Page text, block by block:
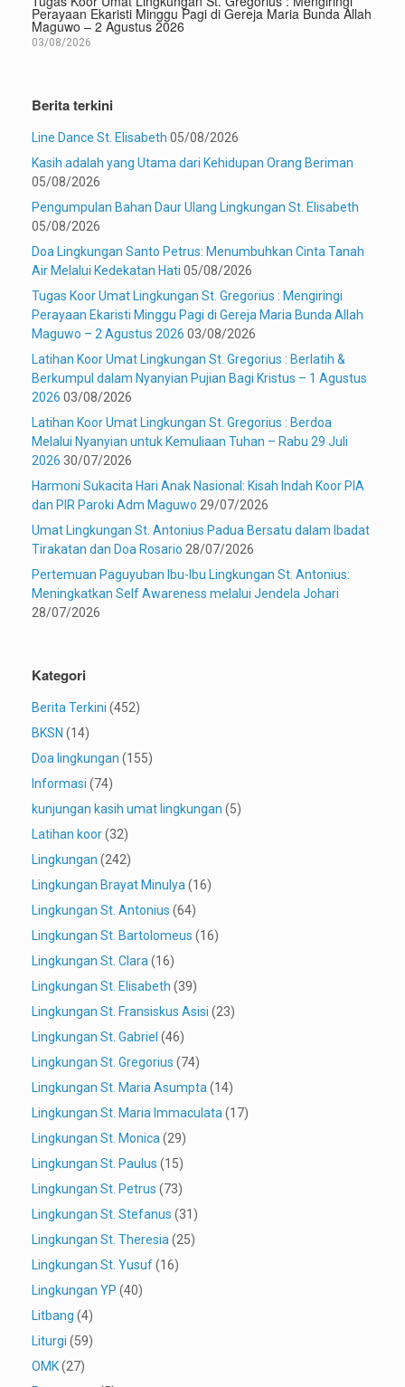
Perayaan Ekaristi Minggu Pagi di Gereja Maria Bunda Allah
Maguwo – 2 Agustus 2026
03/08/2026
Berita terkini
Line Dance St. Elisabeth 05/08/2026
Kasih adalah yang Utama dari Kehidupan Orang Beriman
05/08/2026
Pengumpulan Bahan Daur Ulang Lingkungan St. Elisabeth
05/08/2026
Doa Lingkungan Santo Petrus: Menumbuhkan Cinta Tanah
Air Melalui Kedekatan Hati 05/08/2026
Tugas Koor Umat Lingkungan St. Gregorius : Mengiringi
Perayaan Ekaristi Minggu Pagi di Gereja Maria Bunda Allah
Maguwo – 2 Agustus 2026 03/08/2026
Latihan Koor Umat Lingkungan St. Gregorius : Berlatih &
Berkumpul dalam Nyanyian Pujian Bagi Kristus – 1 Agustus
2026 03/08/2026
Latihan Koor Umat Lingkungan St. Gregorius : Berdoa
Melalui Nyanyian untuk Kemuliaan Tuhan – Rabu 29 Juli
2026 30/07/2026
Harmoni Sukacita Hari Anak Nasional: Kisah Indah Koor PIA
dan PIR Paroki Adm Maguwo 29/07/2026
Umat Lingkungan St. Antonius Padua Bersatu dalam Ibadat
Tirakatan dan Doa Rosario 28/07/2026
Pertemuan Paguyuban Ibu-Ibu Lingkungan St. Antonius:
Meningkatkan Self Awareness melalui Jendela Johari
28/07/2026
Kategori
Berita Terkini (452)
BKSN (14)
Doa lingkungan (155)
Informasi (74)
kunjungan kasih umat lingkungan (5)
Latihan koor(32)
Lingkungan (242)
Lingkungan Brayat Minulya (16)
Lingkungan St. Antonius (64)
Lingkungan St. Bartolomeus (16)
Lingkungan St. Clara (16)
Lingkungan St. Elisabeth (39)
Lingkungan St. Fransiskus Asisi (23)
Lingkungan St. Gabriel (46)
Lingkungan St. Gregorius (74)
Lingkungan St. Maria Asumpta (14)
Lingkungan St. Maria Immaculata (17)
Lingkungan St. Monica (29)
Lingkungan St. Paulus (15)
Lingkungan St. Petrus (73)
Lingkungan St. Stefanus (31)
Lingkungan St. Theresia (25)
Lingkungan St. Yusuf(16)
Lingkungan YP (40)
Litbang (4)
Liturgi (59)
OMK(27)